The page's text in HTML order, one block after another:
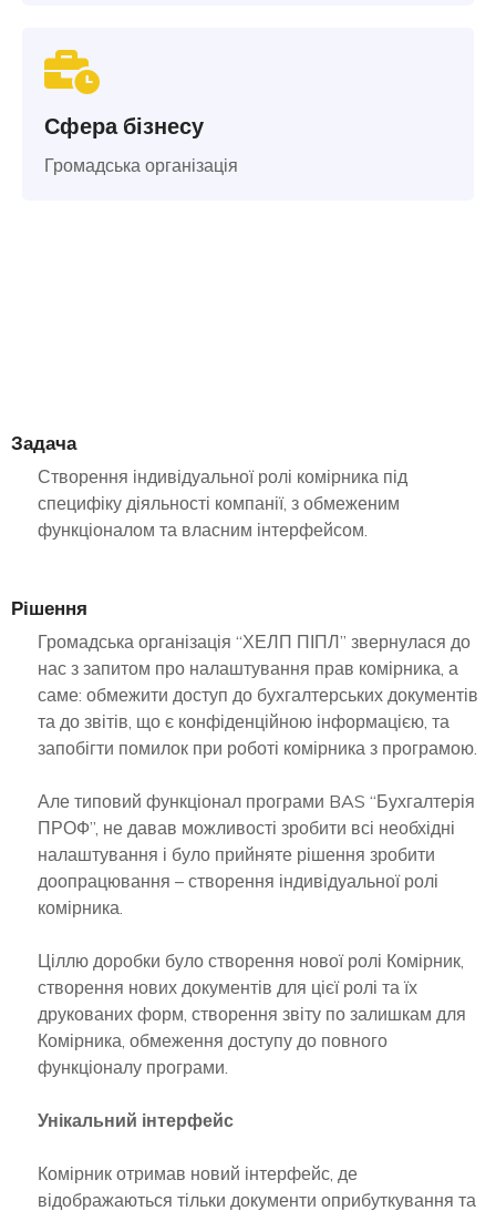
Сфера бізнесу
Громадська організація
Задача
Створення індивідуальної ролі комірника під
специфіку діяльності компанії, з обмеженим
функціоналом та власним інтерфейсом.
Рішення
Громадська організація “ХЕЛП ПІПЛ” звернулася до
нас з запитом про налаштування прав комірника, а
саме: обмежити доступ до бухгалтерських документів
та до звітів, що є конфіденційною інформацією, та
запобігти помилок при роботі комірника з програмою.
Але типовий функціонал програми BAS “Бухгалтерія
ПРОФ”, не давав можливості зробити всі необхідні
налаштування і було прийняте рішення зробити
доопрацювання – створення індивідуальної ролі
комірника.
Ціллю доробки було створення нової ролі Комірник,
створення нових документів для цієї ролі та їх
друкованих форм, створення звіту по залишкам для
Комірника, обмеження доступу до повного
функціоналу програми.
Унікальний інтерфейс
Комірник отримав новий інтерфейс, де
відображаються тільки документи оприбуткування та